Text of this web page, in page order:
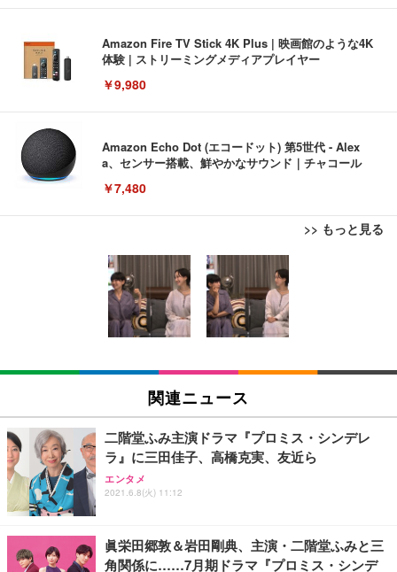
Amazon Fire TV Stick 4K Plus | 映画館のような4K
体験 | ストリーミングメディアプレイヤー
￥9,980
Amazon Echo Dot (エコードット) 第5世代 - Alex
a、センサー搭載、鮮やかなサウンド｜チャコール
￥7,480
>> もっと見る
[EdoErgo] オフィスチェア 椅子 テレワーク 疲れな
い 跳ね上げ式アームレスト コンパクト 約105度ロッ
キング pc 事務椅子 360度回転 座面昇降 強化ナイロ
ン樹脂ベース 通気性メッシュ 在宅ワーク H-WY01
(黒網+黒枠+黒足)
￥5,699
SIHOO B100 オフィスチェア／デスクチェア メッシ
ュチェア 人間工学 疲れない ブラック
￥27,999
Sezlife オフィスチェア デスクチェア 疲れない テレ
ワーク チェア 強化バックレスト 30度ロッキング機
能 人間工学 椅子 腰サポート 90度跳ね上げ式アーム
ョン PCチェア 通気性メッシュ ゲーミング/勉強/事
務用 おしゃれ パソコンチェア (ブラック)
EIZO ビジネス向けプレミアムモニター | FlexScan
EV3240X-WT | 31.5型4K UHD・USB Type-C・ホワ
イト
￥105,595
EIZO ビジネス向けプレミアムモニター | FlexScan
【純正品】27"ゲーミングモニター DualSense 充電
フック付き（CFI-ZDM1J）
Amazonベーシック ペットシーツ 薄型 レギュラー 1
回使い捨て 無香料 ホワイト 300枚
￥3,373
Amazonベーシック ペットシーツ 厚型 ワイド 42枚
x2袋(84枚) ホワイト(吸収面:ライトブルー)
￥3,234
ネオ・ルーライフ ネオ・オムツ L 中型犬用 26枚入
り 単品
関連ニュース
二階堂ふみ主演ドラマ『プロミス・シンデレ
ラ』に三田佳子、高橋克実、友近ら
エンタメ
2021.6.8(火) 11:12
眞栄田郷敦＆岩田剛典、主演・二階堂ふみと三
角関係に……7月期ドラマ『プロミス・シンデ